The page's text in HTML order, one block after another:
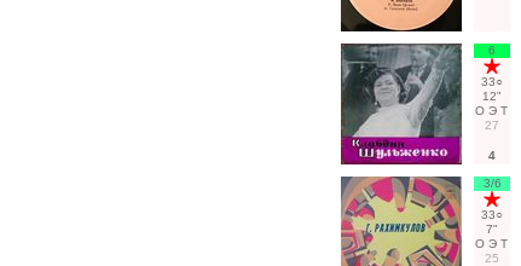
6
33○
12"
О Э Т
27
4
3/6
33○
7"
О Э Т
25